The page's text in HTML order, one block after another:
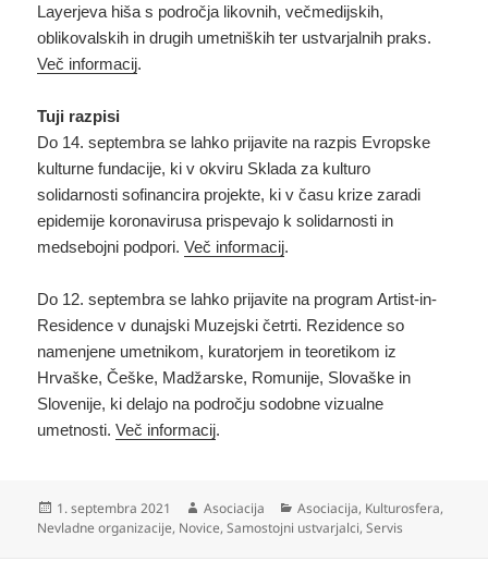
Layerjeva hiša s področja likovnih, večmedijskih,
oblikovalskih in drugih umetniških ter ustvarjalnih praks.
Več informacij.
Tuji razpisi
Do 14. septembra se lahko prijavite na razpis Evropske
kulturne fundacije, ki v okviru Sklada za kulturo
solidarnosti sofinancira projekte, ki v času krize zaradi
epidemije koronavirusa prispevajo k solidarnosti in
medsebojni podpori.Več informacij.
Do 12. septembra se lahko prijavite na program Artist-in-
Residence v dunajski Muzejski četrti. Rezidence so
namenjene umetnikom, kuratorjem in teoretikom iz
Hrvaške, Češke, Madžarske, Romunije, Slovaške in
Slovenije, ki delajo na področju sodobne vizualne
umetnosti.Več informacij.
Objavljeno
dne
1. septembra 2021 Avtor
Asociacija Kategorije
Asociacija, Kulturosfera,
Nevladne organizacije, Novice,Samostojni ustvarjalci,Servis